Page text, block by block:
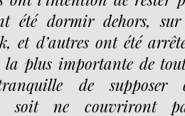
été dormir dehors,
et d’autres ont été
plus importante de
de supposer
soit ne couvriront